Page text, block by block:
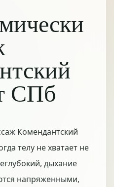
СПб
Комендантский
телу не хватает не
дыхание
напряженными,